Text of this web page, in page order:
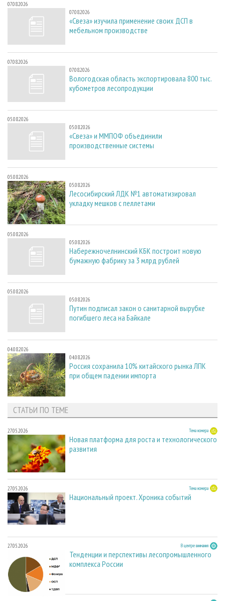
07.08.2026
07.08.2026
«Свеза» изучила применение своих ДСП в
мебельном производстве
07.08.2026
07.08.2026
Вологодская область экспортировала 800 тыс.
кубометров лесопродукции
05.08.2026
05.08.2026
«Свеза» и ММПОФ объединили
производственные системы
05.08.2026
05.08.2026
Лесосибирский ЛДК №1 автоматизировал
укладку мешков с пеллетами
05.08.2026
05.08.2026
Набережночелнинский КБК построит новую
бумажную фабрику за 3 млрд рублей
05.08.2026
05.08.2026
Путин подписал закон о санитарной вырубке
погибшего леса на Байкале
04.08.2026
04.08.2026
Россия сохранила 10% китайского рынка ЛПК
при общем падении импорта
СТАТЬИ ПО ТЕМЕ
27.05.2026 Тема номера
Новая платформа для роста и технологического
развития
27.05.2026 Тема номера
Национальный проект. Хроника событий
27.05.2026 В центре внимания
Тенденции и перспективы лесопромышленного
комплекса России